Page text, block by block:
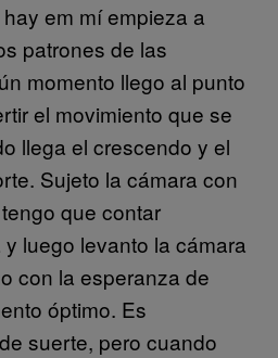
em mí empieza a
patrones de las
momento llego al punto
el movimiento que se
llega el crescendo y el
Sujeto la cámara con
que contar
luego levanto la cámara
con la esperanza de
óptimo. Es
suerte, pero cuando